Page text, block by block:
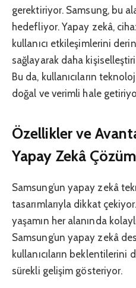
gerektiriyor. Samsung, bu
hedefliyor. Yapay zekâ,
kullanıcı etkileşimlerini
sağlayarak daha
Bu da, kullanıcıların
doğal ve verimli hale
Özellikler ve
Yapay Zekâ
Samsung’un yapay zekâ
tasarımlarıyla dikkat
yaşamın her alanında
Samsung’un yapay zekâ
kullanıcıların beklentilerini
sürekli gelişim gösteriyor.